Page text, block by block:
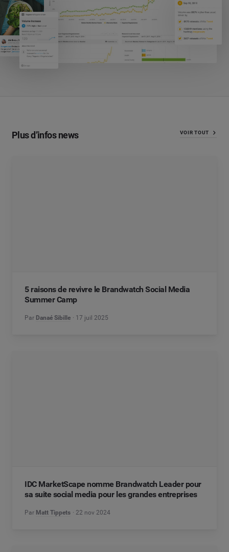
Plus d’infos news VOIR TOUT
5 raisons de revivre le Brandwatch Social Media
Summer Camp
Par Danaé Sibille 17 juil 2025
IDC MarketScape nomme Brandwatch Leader pour
sa suite social media pour les grandes entreprises
Par Matt Tippets 22 nov 2024